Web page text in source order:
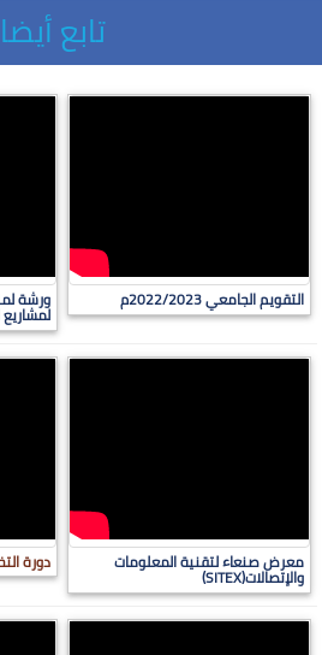
تابع أيضا
التقويم الجامعي 2022/2023م ورشة
معرض صنعاء لتقنية المعلومات
والإتصالات(SITEX)
دورة